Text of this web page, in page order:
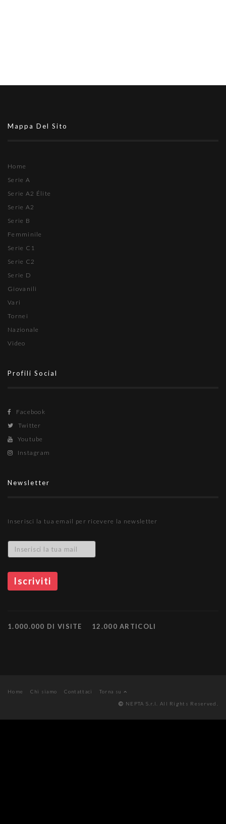
Mappa Del Sito
Home
Serie A
Serie A2 Élite
Serie A2
Serie B
Femminile
Serie C1
Serie C2
Serie D
Giovanili
Vari
Tornei
Nazionale
Video
Profili Social
Facebook
Twitter
Youtube
Instagram
Newsletter
Inserisci la tua email per ricevere la newsletter
1.000.000 DI VISITE 12.000 ARTICOLI
Home Chi siamo Contattaci
Torna su
NEPTA S.r.l. All Rights Reserved.